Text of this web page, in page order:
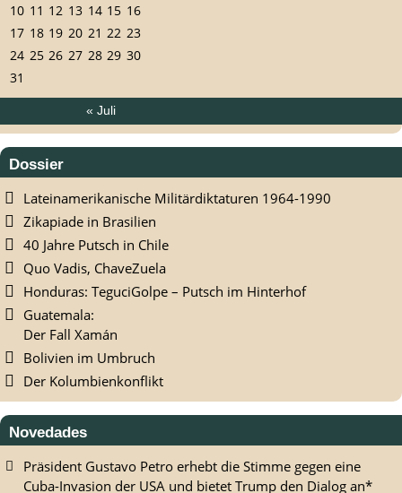
10 11 12 13 14 15 16
17 18 19 20 21 22 23
24 25 26 27 28 29 30
31
« Juli
Dossier
Lateinamerikanische Militärdiktaturen 1964-1990
Zikapiade in Brasilien
40 Jahre Putsch in Chile
Quo Vadis, ChaveZuela
Honduras: TeguciGolpe – Putsch im Hinterhof
Guatemala:
Der Fall Xamán
Bolivien im Umbruch
Der Kolumbienkonflikt
Novedades
Präsident Gustavo Petro erhebt die Stimme gegen eine
Cuba-Invasion der USA und bietet Trump den Dialog an*